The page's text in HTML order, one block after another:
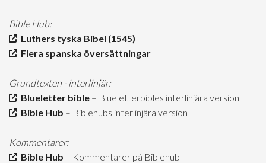
Bible Hub:
Luthers tyska Bibel (1545)
Flera spanska översättningar
Grundtexten - interlinjär:
Blueletter bible – Blueletterbibles interlinjära version
Bible Hub – Biblehubs interlinjära version
Kommentarer:
Bible Hub – Kommentarer på Biblehub